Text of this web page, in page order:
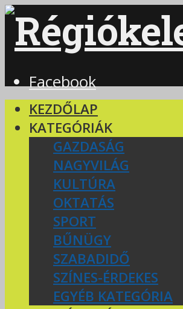
Facebook
KEZDŐLAP
KATEGÓRIÁK
GAZDASÁG
NAGYVILÁG
KULTÚRA
OKTATÁS
SPORT
BŰNÜGY
SZABADIDŐ
SZÍNES-ÉRDEKES
EGYÉB KATEGÓRIA